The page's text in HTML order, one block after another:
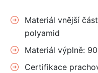
Materiál vnější
polyamid
Materiál výplně:
Certifikace